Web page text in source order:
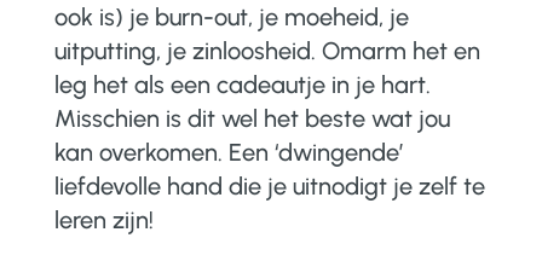
ook is) je burn-out, je moeheid, je
uitputting, je zinloosheid. Omarm het en
leg het als een cadeautje in je hart.
Misschien is dit wel het beste wat jou
kan overkomen. Een ‘dwingende’
liefdevolle hand die je uitnodigt je zelf te
leren zijn!